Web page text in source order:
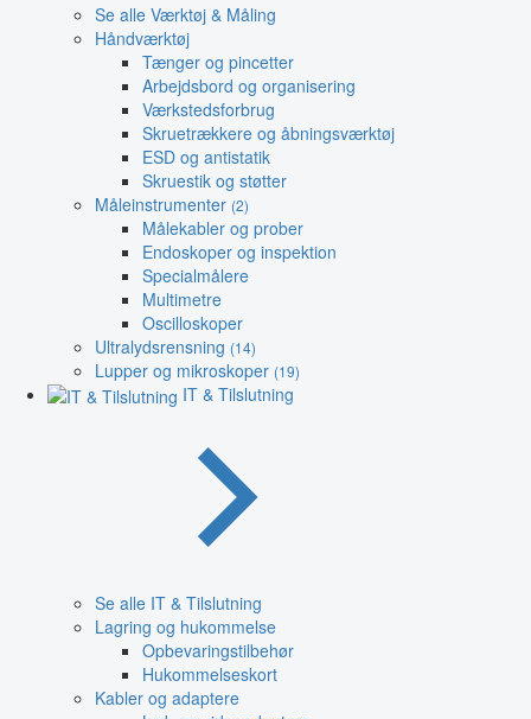
Se alle Værktøj & Måling
Håndværktøj
Tænger og pincetter
Arbejdsbord og organisering
Værkstedsforbrug
Skruetrækkere og åbningsværktøj
ESD og antistatik
Skruestik og støtter
Måleinstrumenter (2)
Målekabler og prober
Endoskoper og inspektion
Specialmålere
Multimetre
Oscilloskoper
Ultralydsrensning (14)
Lupper og mikroskoper (19)
IT & Tilslutning
Se alle IT & Tilslutning
Lagring og hukommelse
Opbevaringstilbehør
Hukommelseskort
Kabler og adaptere